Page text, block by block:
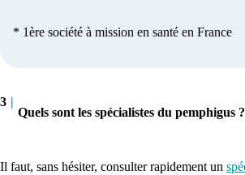
* 1ère société à mission en santé en France
3 |
Quels sont les spécialistes du pemphigus ?
Il faut, sans hésiter, consulter rapidement un